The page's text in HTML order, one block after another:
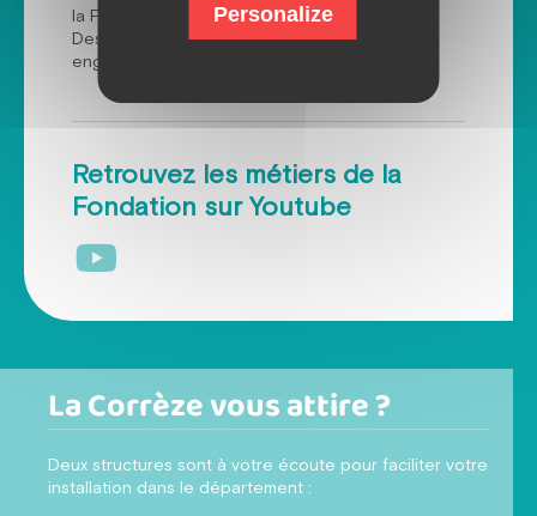
la Fondation pour une prise de poste facilité.
Des valeurs fortes : respect, bienveillance et
engagement au service de l’inclusion.
Retrouvez les métiers de la
Fondation sur Youtube
La Corrèze vous attire ?
Deux structures sont à votre écoute pour faciliter votre
installation dans le département :
Personalize